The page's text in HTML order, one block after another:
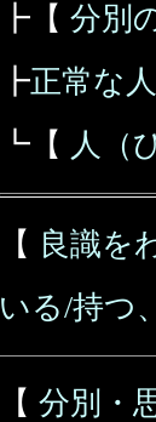
┣【 分別
┣正常な人
┗【 人（
【 良識を
いる/持つ
【 分別・